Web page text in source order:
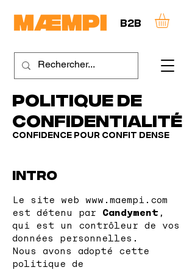
B2B
Politique de
confidentialité
Confidence pour confit dense
INTRO
Le site web www.maempi.com
est détenu par Candyment ,
qui est un contrôleur de vos
données personnelles.
Nous avons adopté cette
politique de